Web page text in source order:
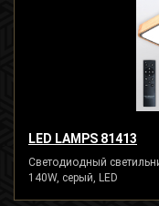
LED LAMPS 81413
Светодиодный
140W, серый, LED